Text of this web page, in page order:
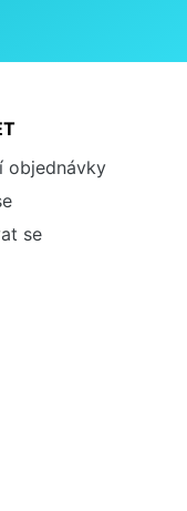
objednávky
se